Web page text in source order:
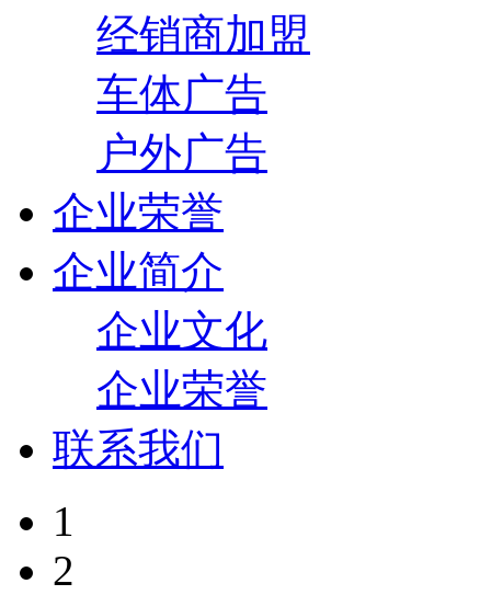
经销商加盟
车体广告
户外广告
企业荣誉
企业简介
企业文化
企业荣誉
联系我们
1
2